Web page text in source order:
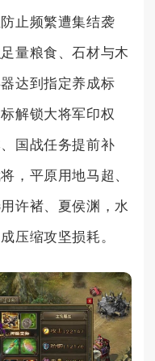
止频繁遭集结袭
量粮食、石材与木
达到指定养成标
解锁大将军印权
国战任务提前补
，平原用地马超、
许褚、夏侯渊，水
压缩攻坚损耗。